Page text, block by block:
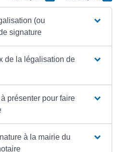
(ou
signature
de la légalisation de
présenter pour faire
à la mairie du